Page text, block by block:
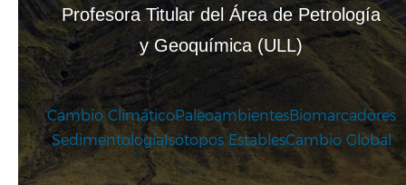
Profesora Titular del Área de Petrología
y Geoquímica (ULL)
Cambio ClimáticoPaleoambientesBiomarcadores
SedimentologíaIsótopos EstablesCambio Global